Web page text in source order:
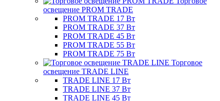
освещение PROM TRADE
PROM TRADE 17 Вт
PROM TRADE 37 Вт
PROM TRADE 45 Вт
PROM TRADE 55 Вт
PROM TRADE 75 Вт
Торговое
освещение TRADE LINE
TRADE LINE 17 Вт
TRADE LINE 37 Вт
TRADE LINE 45 Вт